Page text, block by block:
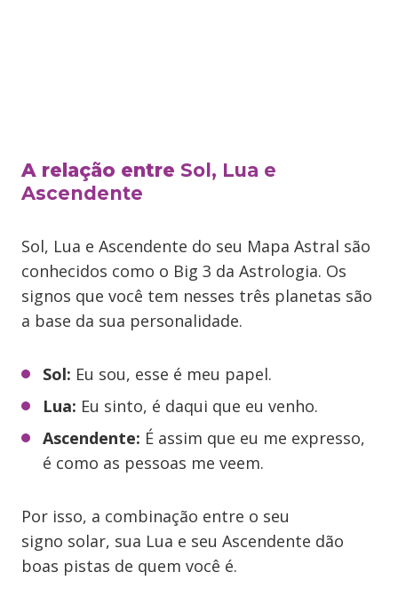
A relação entre Sol, Lua e
Ascendente
Sol, Lua e Ascendente do seu Mapa Astral são
conhecidos como o Big 3 da Astrologia. Os
signos que você tem nesses três planetas são
a base da sua personalidade.
Sol: Eu sou, esse é meu papel.
Lua: Eu sinto, é daqui que eu venho.
Ascendente: É assim que eu me expresso,
é como as pessoas me veem.
Por isso, a combinação entre o seu
signo solar, sua Lua e seu Ascendente dão
boas pistas de quem você é.